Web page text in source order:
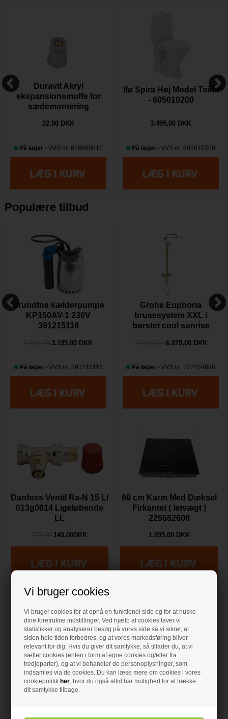
Vi bruger cookies
Vi bruger cookies for at opnå en funktionel side og for at huske
dine foretrukne indstillinger. Ved hjælp af cookies laver vi
statistikker og analyserer besøg på vores side så vi sikrer, at
siden hele tiden forbedres, og at vores markedsføring bliver
relevant for dig. Hvis du giver dit samtykke, så tillader du, at vi
sætter cookies (enten i form af egne cookies og/eller fra
tredjeparter), og at vi behandler de personoplysninger, som
indsamles via de cookies. Du kan læse mere om cookies i vores
cookiepolitikher , hvor du også altid har mulighed for at trække
dit samtykke tilbage.
Duravit Akryl
ekspansionsmuffe for
sædemontering
22,00 DKK
På lager - VVS nr: 616860810
Ifø Spira Høj Model Toilet
- 605010200
3.495,00 DKK
På lager - VVS nr: 605010200
Populære tilbud
Grundfos kælderpumpe
KP150AV-1 230V
391215116
5.090,003.195,00 DKK
På lager - VVS nr: 391215116
Grohe Euphoria
brusesystem XXL i
børstet cool sunrise
6.879,00 DKK
På lager - VVS nr: 722454898
Danfoss Ventil Ra-N 15 LI
013g0014 Ligeløbende
LL
149,00DKK
60 cm Karm Med Dæksel
Firkantet ( letvægt )
225582600
1.895,00 DKK
Hansgrohe Talis
SELECT S 80
håndvaskarmatur Inkl.
1.495,00 DKK
Purmo Konvektor 33-
6.295,00 DKK